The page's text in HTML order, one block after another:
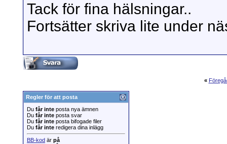
Tack för fina hälsningar..
Fortsätter skriva lite under
«
Regler för att posta
Du får inte posta nya ämnen
Du får inte posta svar
Du får inte posta bifogade filer
Du får inte redigera dina inlägg
BB-kod är på